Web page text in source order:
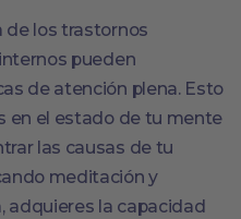
de los trastornos
pueden
de atención plena. Esto
en el estado de tu mente
las causas de tu
meditación y
adquieres la capacidad